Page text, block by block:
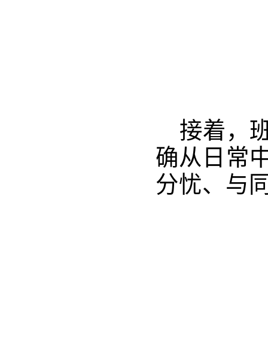
接着，
确从日常
分忧、与